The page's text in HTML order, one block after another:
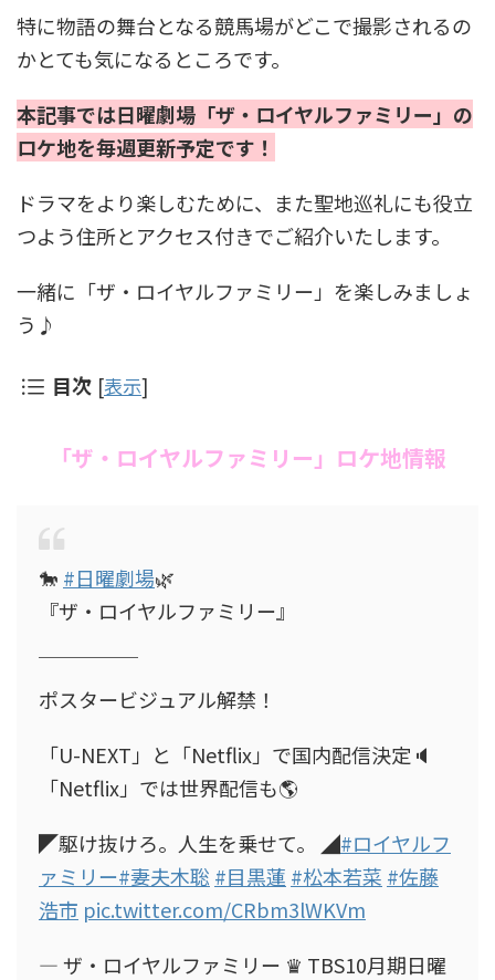
特に物語の舞台となる競馬場がどこで撮影されるの
かとても気になるところです。
本記事では日曜劇場「ザ・ロイヤルファミリー」の
ロケ地を毎週更新予定です！
ドラマをより楽しむために、また聖地巡礼にも役立
つよう住所とアクセス付きでご紹介いたします。
一緒に「ザ・ロイヤルファミリー」を楽しみましょ
う♪
目次 [表示]
「ザ・ロイヤルファミリー」ロケ地情報
🐎 #日曜劇場🌿
『ザ・ロイヤルファミリー』
￣￣￣￣￣
ポスタービジュアル解禁！
「U-NEXT」と「Netflix」で国内配信決定🔈
「Netflix」では世界配信も🌎
◤駆け抜けろ。人生を乗せて。 ◢#ロイヤルフ
ァミリー#妻夫木聡 #目黒蓮 #松本若菜 #佐藤
浩市 pic.twitter.com/CRbm3lWKVm
— ザ・ロイヤルファミリー ♛ TBS10月期日曜